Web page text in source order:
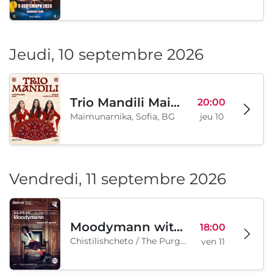
Jeudi, 10 septembre 2026
Trio Mandili Maimunarnika- Sofia
Maimunarnika, Sofia, BG
20:00
jeu 10
Vendredi, 11 septembre 2026
Moodymann with special guests
Chistilishcheto / The Purgatory, Sofia, BG
18:00
ven 11